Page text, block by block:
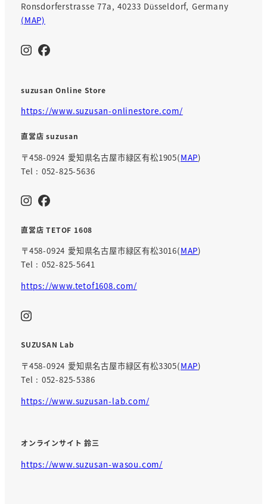
Ronsdorferstrasse 77a, 40233 Düsseldorf, Germany
(MAP)
suzusan Online Store
https://www.suzusan-onlinestore.com/
直営店 suzusan
〒458-0924 愛知県名古屋市緑区有松1905(MAP)
Tel : 052-825-5636
直営店 TETOF 1608
〒458-0924 愛知県名古屋市緑区有松3016(MAP)
Tel : 052-825-5641
https://www.tetof1608.com/
SUZUSAN Lab
〒458-0924 愛知県名古屋市緑区有松3305(MAP)
Tel : 052-825-5386
https://www.suzusan-lab.com/
オンラインサイト 鈴三
https://www.suzusan-wasou.com/